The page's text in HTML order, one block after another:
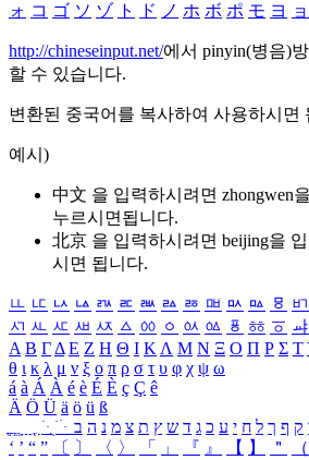
ォ コ ゴ ソ ゾ ト ド ノ ホ ボ ポ モ ヨ ョ
http://chineseinput.net/에서 pinyin(병음)
할 수 있습니다.
변환된 중국어를 복사하여 사용하시면
예시)
中文 을 입력하시려면 zhongwen
누르시면됩니다.
北京 을 입력하시려면 beijing을
시면 됩니다.
ㅥ ㅦ ㅧ ㅨ ㅩ ㅪ ㅫ ㅬ ㅭ ㅮ ㅯ ㅰ ㅱ ㅲ
ㅺ ㅻ ㅼ ㅽ ㅾ ㅿ ㆀ ㆁ ㆂ ㆃ ㆄ ㆅ ㆆ ㆇ
Α Β ΓΔ Ε Ζ Η Θ Ι ΚΛ Μ Ν Ξ Ο Π Ρ Σ Τ
θ ι κ λ μ ν ξ ο π ρ σ τ υ φ χ ψ ω
á à Á À é è É È ç Ç ê
Ä Ö Ü ä ö ü ß
ִֶֹ ֻּ ׁׂ ק ף ך ל ח י ע כ ג ד ש ץ ת צ מ נ ה ב
‘ ’ “ ” 〔 〕 〈 〉 「 」 『 』 【 】 ＂ （